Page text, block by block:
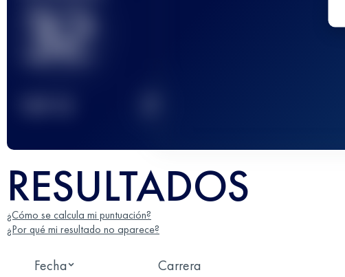
32
RESULTADOS
¿Cómo se calcula mi puntuación?
¿Por qué mi resultado no aparece?
Fecha Carrera